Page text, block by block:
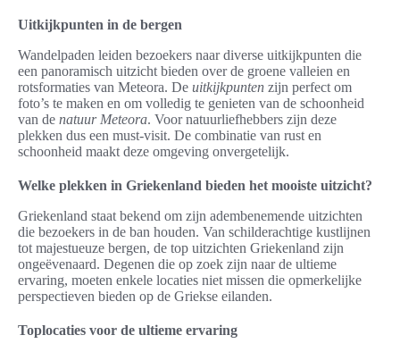
Uitkijkpunten in de bergen
Wandelpaden leiden bezoekers naar diverse uitkijkpunten die
een panoramisch uitzicht bieden over de groene valleien en
rotsformaties van Meteora. De uitkijkpunten zijn perfect om
foto’s te maken en om volledig te genieten van de schoonheid
van de natuur Meteora. Voor natuurliefhebbers zijn deze
plekken dus een must-visit. De combinatie van rust en
schoonheid maakt deze omgeving onvergetelijk.
Welke plekken in Griekenland bieden het mooiste uitzicht?
Griekenland staat bekend om zijn adembenemende uitzichten
die bezoekers in de ban houden. Van schilderachtige kustlijnen
tot majestueuze bergen, de top uitzichten Griekenland zijn
ongeëvenaard. Degenen die op zoek zijn naar de ultieme
ervaring, moeten enkele locaties niet missen die opmerkelijke
perspectieven bieden op de Griekse eilanden.
Toplocaties voor de ultieme ervaring